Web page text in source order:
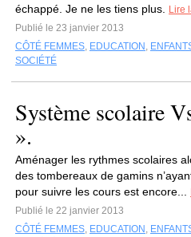
échappé. Je ne les tiens plus.
Lire
Publié le 23 janvier 2013
CÔTÉ FEMMES, EDUCATION ,
SOCIÉTÉ
Système scolaire
».
Aménager les rythmes scolaires
des tombereaux de gamins
pour suivre les cours est encore...
Publié le 22 janvier 2013
CÔTÉ FEMMES, EDUCATION ,